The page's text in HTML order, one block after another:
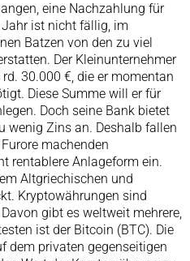
eine Nachzahlung für
ist nicht fällig, im
Batzen von den zu viel
Der Kleinunternehmer
30.000 €, die er momentan
Diese Summe will er für
Doch seine Bank bietet
wenig Zins an. Deshalb fallen
machenden
rentablere Anlageform ein.
Altgriechischen und
Kryptowährungen sind
gibt es weltweit mehrere,
ist der Bitcoin (BTC). Die
dem privaten gegenseitigen